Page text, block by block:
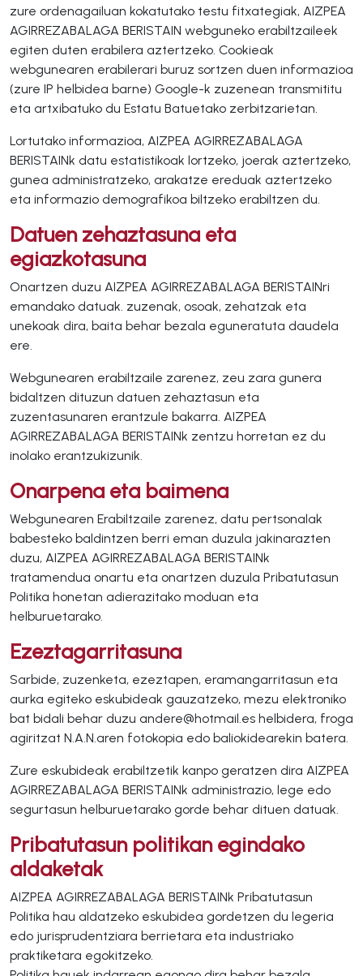
zure ordenagailuan kokatutako testu fitxategiak, AIZPEA
AGIRREZABALAGA BERISTAIN webguneko erabiltzaileek
egiten duten erabilera aztertzeko. Cookieak
webgunearen erabilerari buruz sortzen duen informazioa
(zure IP helbidea barne) Google-k zuzenean transmititu
eta artxibatuko du Estatu Batuetako zerbitzarietan.
Lortutako informazioa, AIZPEA AGIRREZABALAGA
BERISTAINk datu estatistikoak lortzeko, joerak aztertzeko,
gunea administratzeko, arakatze ereduak aztertzeko
eta informazio demografikoa biltzeko erabiltzen du.
Datuen zehaztasuna eta
egiazkotasuna
Onartzen duzu AIZPEA AGIRREZABALAGA BERISTAINri
emandako datuak. zuzenak, osoak, zehatzak eta
unekoak dira, baita behar bezala eguneratuta daudela
ere.
Webgunearen erabiltzaile zarenez, zeu zara gunera
bidaltzen dituzun datuen zehaztasun eta
zuzentasunaren erantzule bakarra. AIZPEA
AGIRREZABALAGA BERISTAINk zentzu horretan ez du
inolako erantzukizunik.
Onarpena eta baimena
Webgunearen Erabiltzaile zarenez, datu pertsonalak
babesteko baldintzen berri eman duzula jakinarazten
duzu, AIZPEA AGIRREZABALAGA BERISTAINk
tratamendua onartu eta onartzen duzula Pribatutasun
Politika honetan adierazitako moduan eta
helburuetarako.
Ezeztagarritasuna
Sarbide, zuzenketa, ezeztapen, eramangarritasun eta
aurka egiteko eskubideak gauzatzeko, mezu elektroniko
bat bidali behar duzu andere@hotmail.es helbidera, froga
agiritzat N.A.N.aren fotokopia edo baliokidearekin batera.
Zure eskubideak erabiltzetik kanpo geratzen dira AIZPEA
AGIRREZABALAGA BERISTAINk administrazio, lege edo
segurtasun helburuetarako gorde behar dituen datuak.
Pribatutasun politikan egindako
aldaketak
AIZPEA AGIRREZABALAGA BERISTAINk Pribatutasun
Politika hau aldatzeko eskubidea gordetzen du legeria
edo jurisprudentziara berrietara eta industriako
praktiketara egokitzeko.